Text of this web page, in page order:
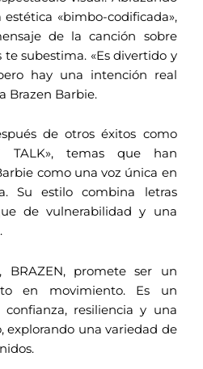
«bimbo-codificada»,
de la canción sobre
subestima. «Es divertido y
hay una intención real
Brazen Barbie.
de otros éxitos como
TALK», temas que han
como una voz única en
Su estilo combina letras
de vulnerabilidad y una
BRAZEN, promete ser un
en movimiento. Es un
resiliencia y una
explorando una variedad de